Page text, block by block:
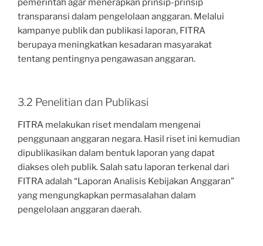
pemerintah agar menerapkan prinsip-prinsip
transparansi dalam pengelolaan anggaran. Melalui
kampanye publik dan publikasi laporan, FITRA
berupaya meningkatkan kesadaran masyarakat
tentang pentingnya pengawasan anggaran.
3.2 Penelitian dan Publikasi
FITRA melakukan riset mendalam mengenai
penggunaan anggaran negara. Hasil riset ini kemudian
dipublikasikan dalam bentuk laporan yang dapat
diakses oleh publik. Salah satu laporan terkenal dari
FITRA adalah “Laporan Analisis Kebijakan Anggaran”
yang mengungkapkan permasalahan dalam
pengelolaan anggaran daerah.